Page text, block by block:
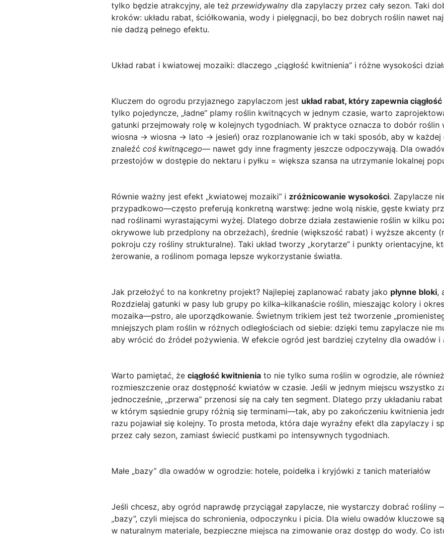
tylko będzie atrakcyjny, ale też przewidywalny dla zapylaczy przez cały sezon. Taki
kroków: układu rabat, ściółkowania, wody i pielęgnacji, bo bez dobrych roślin nawet
nie dadzą pełnego efektu.
Układ rabat i kwiatowej mozaiki: dlaczego „ciągłość kwitnienia” i różne wysokości
Kluczem do ogrodu przyjaznego zapylaczom jest układ rabat, który zapewnia
tylko pojedyncze, „ładne” plamy roślin kwitnących w jednym czasie, warto
gatunki przejmowały rolę w kolejnych tygodniach. W praktyce oznacza to dobór roślin
wiosna → wiosna → lato → jesień) oraz rozplanowanie ich w taki sposób, aby w każdej
znaleźć coś kwitnącego— nawet gdy inne fragmenty jeszcze odpoczywają. Dla
przestojów w dostępie do nektaru i pyłku = większa szansa na utrzymanie lokalnej
Równie ważny jest efekt „kwiatowej mozaiki” i zróżnicowanie wysokości. Zapylacze
przypadkowo—często preferują konkretną warstwę: jedne wolą niskie, gęste kwiaty
nad roślinami wyrastającymi wyżej. Dlatego dobrze działa zestawienie roślin w kilku
okrywowe lub przedplony na obrzeżach), średnie (większość rabat) i wyższe akcenty
pokroju czy rośliny strukturalne). Taki układ tworzy „korytarze” i punkty orientacyjne,
żerowanie, a roślinom pomaga lepsze wykorzystanie światła.
Jak przełożyć to na konkretny projekt? Najlepiej zaplanować rabaty jako płynne bloki,
Rozdzielaj gatunki w pasy lub grupy po kilka–kilkanaście roślin, mieszając kolory i
mozaika—pstro, ale uporządkowanie. Świetnym trikiem jest też tworzenie
mniejszych plam roślin w różnych odległościach od siebie: dzięki temu zapylacze nie
aby wrócić do źródeł pożywienia. W efekcie ogród jest bardziej czytelny dla owadów
Warto pamiętać, że ciągłość kwitnienia to nie tylko suma roślin w ogrodzie, ale
rozmieszczenie oraz dostępność kwiatów w czasie. Jeśli w jednym miejscu wszystko
jednocześnie, „przerwa” przenosi się na cały ten segment. Dlatego przy układaniu
w którym sąsiednie grupy różnią się terminami—tak, aby po zakończeniu kwitnienia
razu pojawiał się kolejny. To prosta metoda, która daje wyraźny efekt dla zapylaczy i
przez cały sezon, zamiast świecić pustkami po intensywnych tygodniach.
Małe „bazy” dla owadów w ogrodzie: hotele, poidełka i kryjówki z tanich materiałów
Jeśli chcesz, aby ogród naprawdę przyciągał zapylacze, nie wystarczy dobrać rośliny
„bazy”, czyli miejsca do schronienia, odpoczynku i picia. Dla wielu owadów kluczowe
w naturalnym materiale, bezpieczne miejsca na zimowanie oraz dostęp do wody. Co